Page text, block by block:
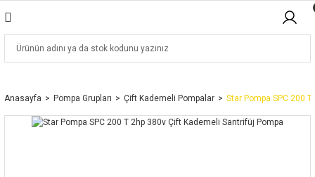
Anasayfa Pompa Grupları Çift Kademeli Pompalar Star Pompa SPC 200